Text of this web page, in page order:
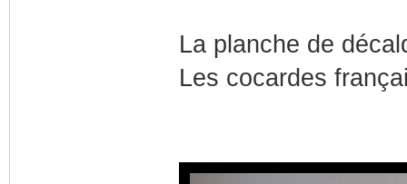
La planche de
Les cocardes